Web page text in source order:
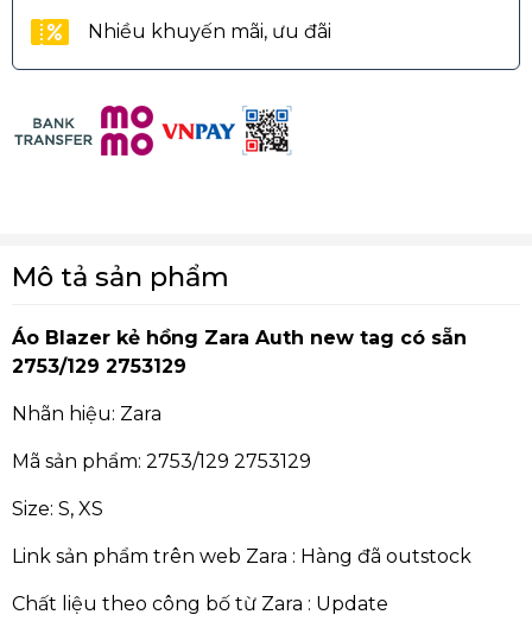
Nhiều khuyến mãi, ưu đãi
Mô tả sản phẩm
Áo Blazer kẻ hồng Zara Auth new tag có sẵn
2753/129 2753129
Nhãn hiệu: Zara
Mã sản phẩm: 2753/129 2753129
Size: S, XS
Link sản phẩm trên web Zara : Hàng đã outstock
Chất liệu theo công bố từ Zara : Update